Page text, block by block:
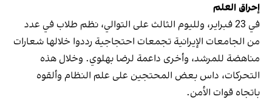
إحراق العلم
في 23 فبراير، ولليوم الثالث على التوالي، نظم طلاب في عدد
من الجامعات الإيرانية تجمعات احتجاجية رددوا خلالها شعارات
مناهضة للمرشد، وأخرى داعمة لرضا بهلوي. وخلال هذه
التحركات، داس بعض المحتجين على علم النظام وألقوه
باتجاه قوات الأمن.